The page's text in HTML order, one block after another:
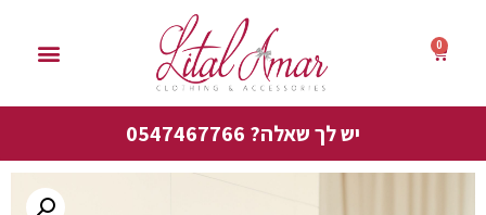
0
יש לך שאלה? 0547467766